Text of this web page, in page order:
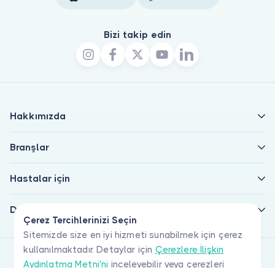
Çerez Tercihlerinizi Seçin
Sitemizde size en iyi hizmeti sunabilmek için çerez
kullanılmaktadır. Detaylar için Çerezlere İlişkin
Aydınlatma Metni'ni inceleyebilir veya çerezleri
Bizi takip edin
Hakkımızda
Branşlar
Hastalar için
Doktorlar için